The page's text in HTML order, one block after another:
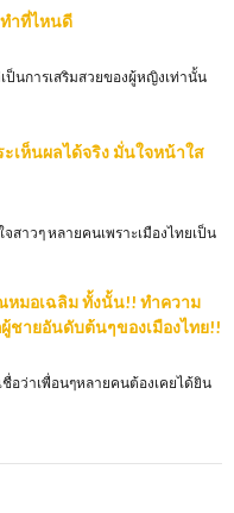
ำที่ไหนดี
ป็นการเสริมสวยของผู้หญิงเท่านั้น
เห็นผลได้จริง มั่นใจหน้าใส
าวๆ หลายคนเพราะเมืองไทยเป็น
มอเฉลิม ทั้งนั้น!! ทำความ
ชายอันดับต้นๆของเมืองไทย!!
ชื่อว่าเพื่อนๆหลายคนต้องเคยได้ยิน